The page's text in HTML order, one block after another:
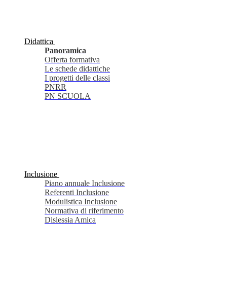
Didattica
Panoramica
Offerta formativa
Le schede didattiche
I progetti delle classi
PNRR
PN SCUOLA
Inclusione
Piano annuale Inclusione
Referenti Inclusione
Modulistica Inclusione
Normativa di riferimento
Dislessia Amica